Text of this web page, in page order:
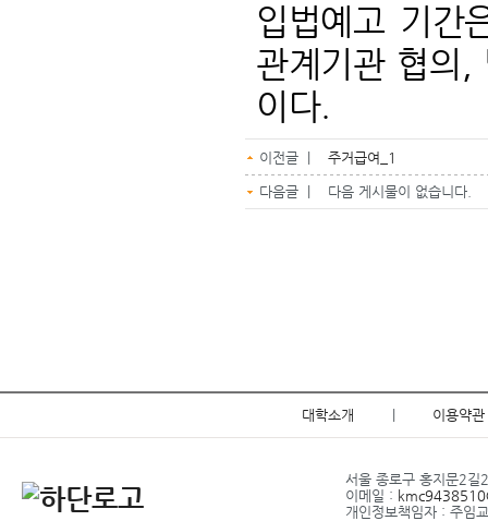
입법예고 기간
관계기관 협의
이다.
이전글 | 주거급여_1
다음글 | 다음 게시물이 없습니다.
대학소개 이용약관
서울 종로구 홍지문
이메일 :
개인정보책임자 : 주